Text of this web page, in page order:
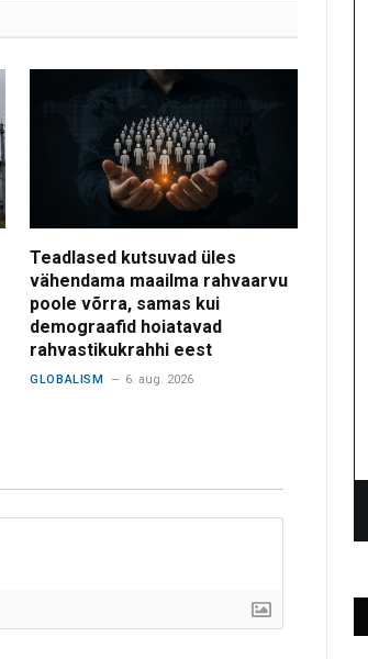
Teadlased kutsuvad üles
vähendama maailma rahvaarvu
poole võrra, samas kui
demograafid hoiatavad
rahvastikukrahhi eest
GLOBALISM 6. aug. 2026